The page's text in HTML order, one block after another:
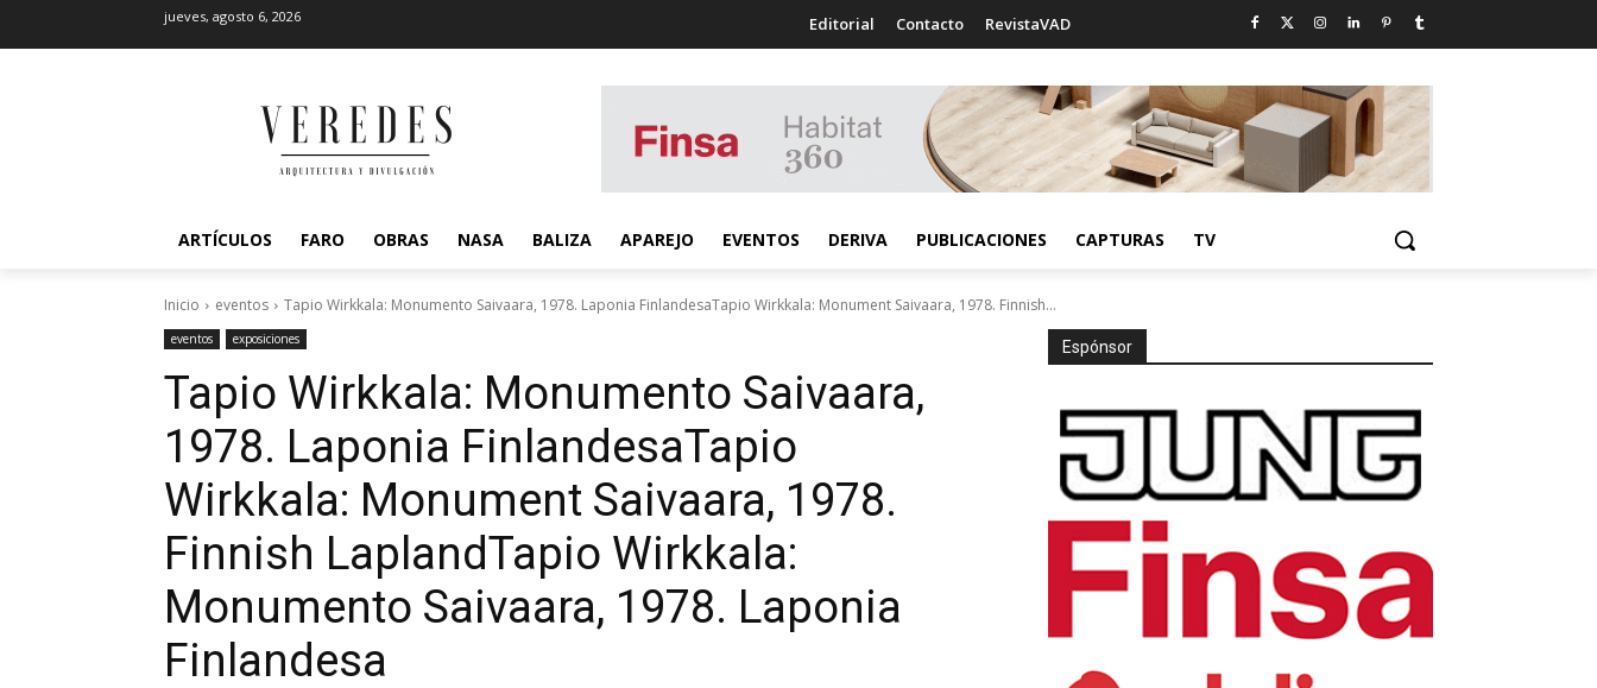
jueves, agosto 6, 2026 Editorial Contacto RevistaVAD
ARTÍCULOS FARO OBRAS NASA BALIZA APAREJO EVENTOS DERIVA PUBLICACIONES CAPTURAS TV
Inicio eventos Tapio Wirkkala: Monumento Saivaara, 1978. Laponia FinlandesaTapio Wirkkala: Monument Saivaara, 1978. Finnish...
eventos exposiciones
Tapio Wirkkala: Monumento Saivaara,
1978. Laponia FinlandesaTapio
Wirkkala: Monument Saivaara, 1978.
Finnish LaplandTapio Wirkkala:
Monumento Saivaara, 1978. Laponia
Finlandesa
Espónsor